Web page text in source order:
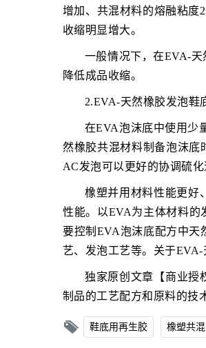
增加、共混材料的熔融粘度
收缩明显增大。
一般情况下，在EVA-天
降低成品收缩。
2.EVA-天然橡胶发泡鞋
在EVA泡沫底中使用少
然橡胶共混材料制备泡沫底
AC发泡可以更好的协调硫
橡塑并用材料性能更好
性能。以EVA为主体材料的
要控制EVA泡沫底配方中天
艺、发泡工艺等。关于
独家原创文章【商业授
制品的工艺配方和原料的技
鞋底用再生胶 橡塑共混